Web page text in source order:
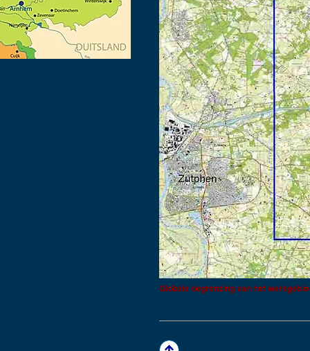
Globale begrenzing van het